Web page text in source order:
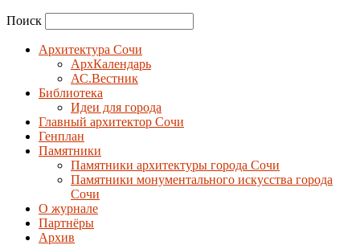
Поиск
Архитектура Сочи
АрхКалендарь
АС.Вестник
Библиотека
Идеи для города
Главный архитектор Сочи
Генплан
Памятники
Памятники архитектуры города Сочи
Памятники монументального искусства города
Сочи
О журнале
Партнёры
Архив